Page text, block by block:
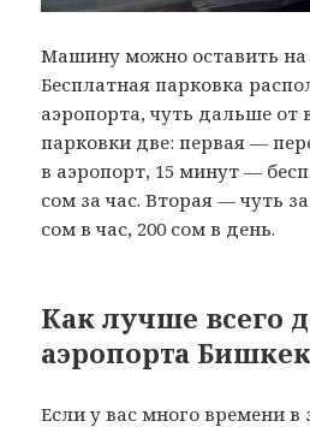
Машину можно оставить на
Бесплатная парковка
аэропорта, чуть дальше от
парковки две: первая —
в аэропорт, 15 минут —
сом за час. Вторая — чуть
сом в час, 200 сом в день.
Как лучше всего
аэропорта
Если у вас много времени в